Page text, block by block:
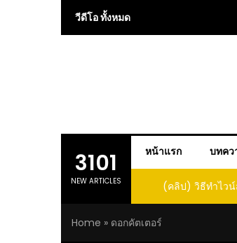
วีดีโอ ทั้งหมด
3101
NEW ARTICLES
หน้าแรก บทคว
ปลูกแคนตาลูปในถัง จะได้ผลลูก
in a barrel would yield
(คลิป) วิธีทำไว
Home » ดอกคัตเตอร์